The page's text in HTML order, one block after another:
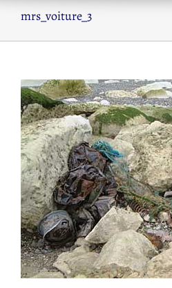
mrs_voiture_3